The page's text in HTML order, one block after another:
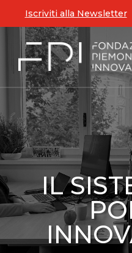
Iscriviti alla Newsletter
IL